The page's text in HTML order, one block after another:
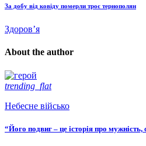
За добу від ковіду померли троє тернополян
Здоров’я
About the author
trending_flat
Небесне військо
“Його подвиг – це історія про